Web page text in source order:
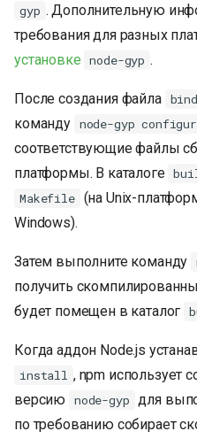
gyp . Дополнительную
требования для разных
установке node-gyp .
После создания файла
команду node-gyp
соответствующие файлы
платформы. В каталоге
Makefile (на Unix-
Windows).
Затем выполните команду
получить
будет помещен в каталог
Когда аддон Node.js
install , npm использует
версию node-gyp для
по требованию собирает